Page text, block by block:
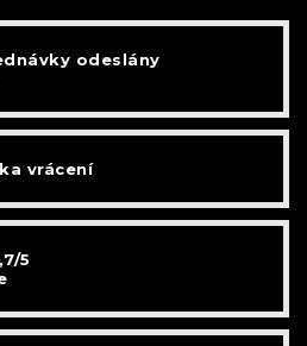
odeslány
vrácení
5